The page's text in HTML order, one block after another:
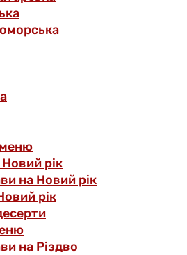
рік
на Новий рік
рік
на Різдво